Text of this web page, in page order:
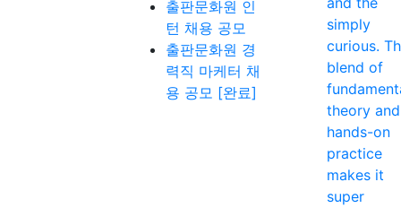
출판문화원 인
턴 채용 공모
출판문화원 경
력직 마케터 채
용 공모 [완료]
simply
curious.
blend of
theory and
hands-on
practice
makes it
super